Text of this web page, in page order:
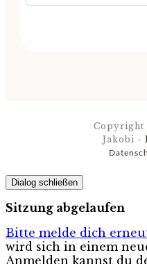
Copyright
Jakobi -
Dialog schließen
Sitzung abgelaufen
Bitte melde dich
wird sich in einem
Anmelden kannst du